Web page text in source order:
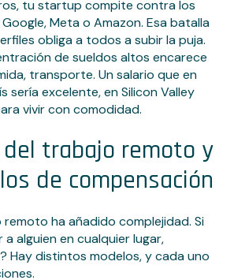
tu startup compite contra los
Meta o Amazon. Esa batalla
obliga a todos a subir la puja.
de sueldos altos encarece
transporte. Un salario que en
sería excelente, en Silicon Valley
vivir con comodidad.
trabajo remoto y
de compensación
ha añadido complejidad. Si
alguien en cualquier lugar,
Hay distintos modelos, y cada uno